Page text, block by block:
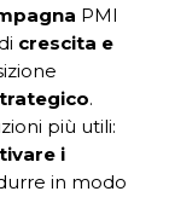
PMI
crescita e
.
più utili:
i
in modo